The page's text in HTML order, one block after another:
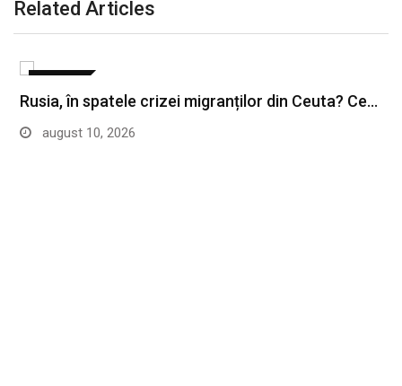
Related Articles
Rusia, în spatele crizei migranților din Ceuta? Ce…
august 10, 2026